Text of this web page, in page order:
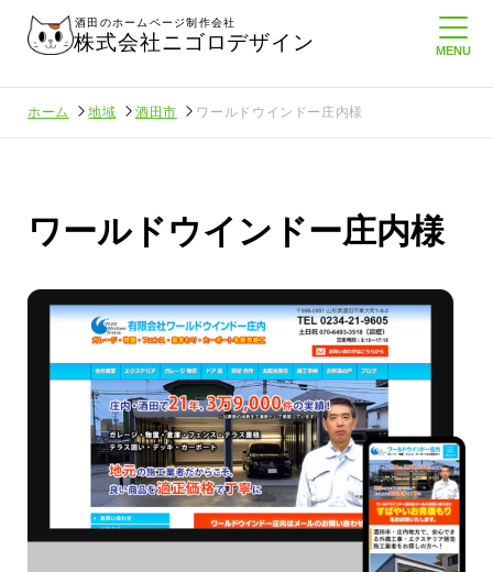
酒田のホームページ制作会社
株式会社ニゴロデザイン
ホーム 地域 酒田市 ワールドウインドー庄内様
ワールドウインドー庄内様
メンタルに来る～！想定してたより利
益が残らない仕事になってしまって
た…
2026.07.29